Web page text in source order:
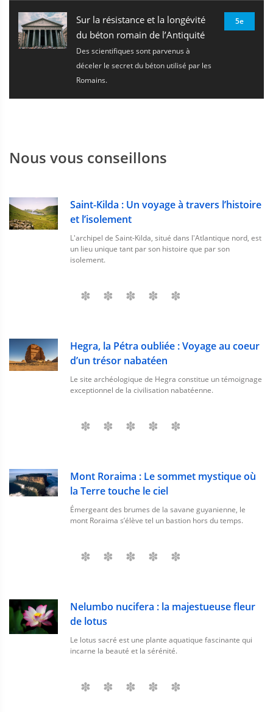
Sur la résistance et la longévité
du béton romain de l’Antiquité
Des scientifiques sont parvenus à
déceler le secret du béton utilisé par les
Romains.
5e
Nous vous conseillons
Saint-Kilda : Un voyage à travers l’histoire
et l’isolement
L'archipel de Saint-Kilda, situé dans l'Atlantique nord, est
un lieu unique tant par son histoire que par son
isolement.
Hegra, la Pétra oubliée : Voyage au coeur
d’un trésor nabatéen
Le site archéologique de Hegra constitue un témoignage
exceptionnel de la civilisation nabatéenne.
Mont Roraima : Le sommet mystique où
la Terre touche le ciel
Émergeant des brumes de la savane guyanienne, le
mont Roraima s’élève tel un bastion hors du temps.
Nelumbo nucifera : la majestueuse fleur
de lotus
Le lotus sacré est une plante aquatique fascinante qui
incarne la beauté et la sérénité.